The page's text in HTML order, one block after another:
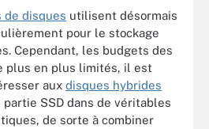
de disques utilisent désormais
pour le stockage
Cependant, les budgets des
plus en plus limités, il est
aux disques hybrides
SSD dans de véritables
de sorte à combiner